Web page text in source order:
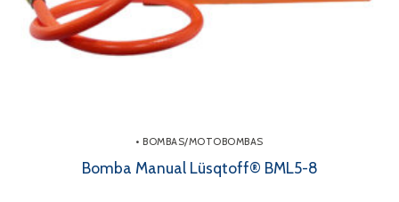
• BOMBAS/MOTOBOMBAS
Bomba Manual Lüsqtoff® BML5-8